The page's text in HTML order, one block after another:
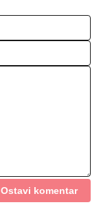
Ostavi komentar